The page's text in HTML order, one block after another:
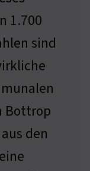
1.700
sind
Bottrop
den